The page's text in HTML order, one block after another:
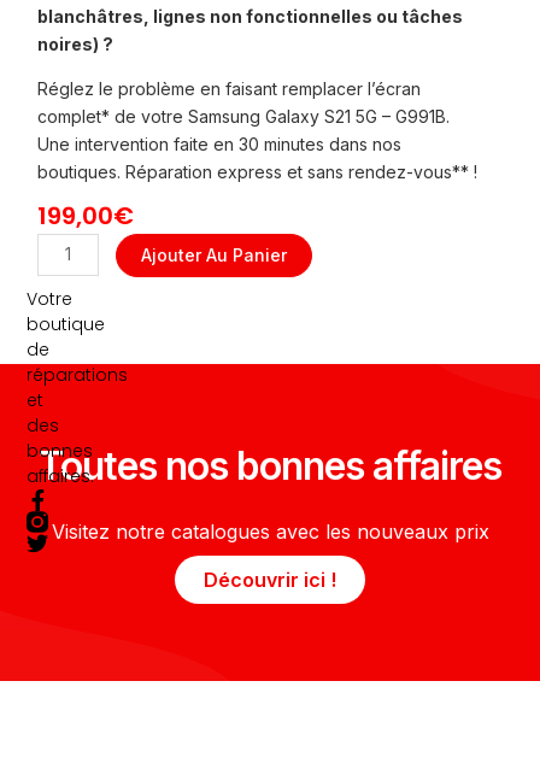
blanchâtres, lignes non fonctionnelles ou tâches
noires) ?
Réglez le problème en faisant remplacer l’écran
complet* de votre Samsung Galaxy S21 5G – G991B.
Une intervention faite en 30 minutes dans nos
boutiques. Réparation express et sans rendez-vous** !
199,00€
quantité
de
REMPLACEMENT
ECRAN
COMPLET
GALAXY
S21
-
G991B
Ajouter Au Panier
Toutes nos bonnes affaires
Visitez notre catalogues avec les nouveaux prix
Découvrir ici !
Votre
boutique
de
réparations
et
des
bonnes
affaires.
F
a
c
T
w
i